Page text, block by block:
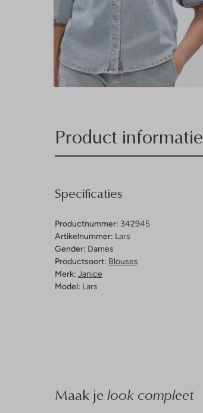
Product informatie
Specificaties
Productnummer: 342945
Artikelnummer: Lars
Gender: Dames
Productsoort: Blouses
Merk: Janice
Model: Lars
Maak je look compleet